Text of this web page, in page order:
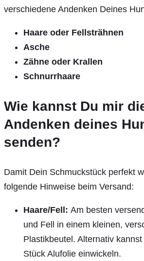
verschiedene Andenken Deines
Haare oder Fellsträhnen
Asche
Zähne oder Krallen
Schnurrhaare
Wie kannst Du mir
Andenken deines
senden?
Damit Dein Schmuckstück perfekt
folgende Hinweise beim Versand:
Haare/Fell: Am besten
und Fell in einem kleinen,
Plastikbeutel. Alternativ
Stück Alufolie einwickeln.